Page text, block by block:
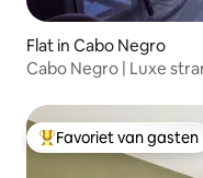
Flat in Cabo Negro
Cabo Negro | Luxe
Topfavoriet van
Favoriet van gasten